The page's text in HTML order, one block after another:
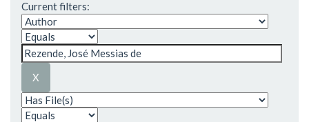
Current filters: